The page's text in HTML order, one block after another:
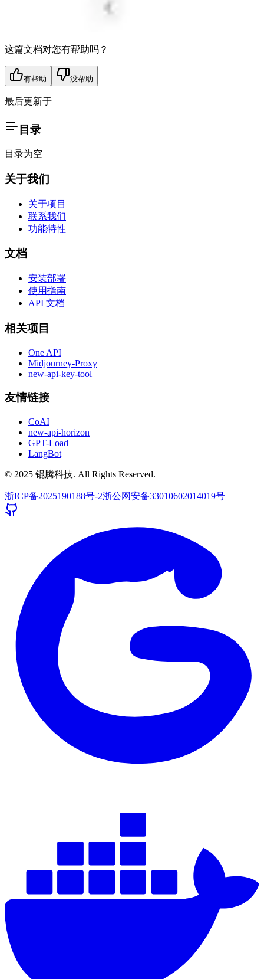
这篇文档对您有帮助吗？
有帮助 没帮助
最后更新于
目录
目录为空
关于我们
关于项目
联系我们
功能特性
文档
安装部署
使用指南
API 文档
相关项目
One API
Midjourney-Proxy
new-api-key-tool
友情链接
CoAI
new-api-horizon
GPT-Load
LangBot
© 2025 锟腾科技. All Rights Reserved.
浙ICP备2025190188号-2浙公网安备33010602014019号